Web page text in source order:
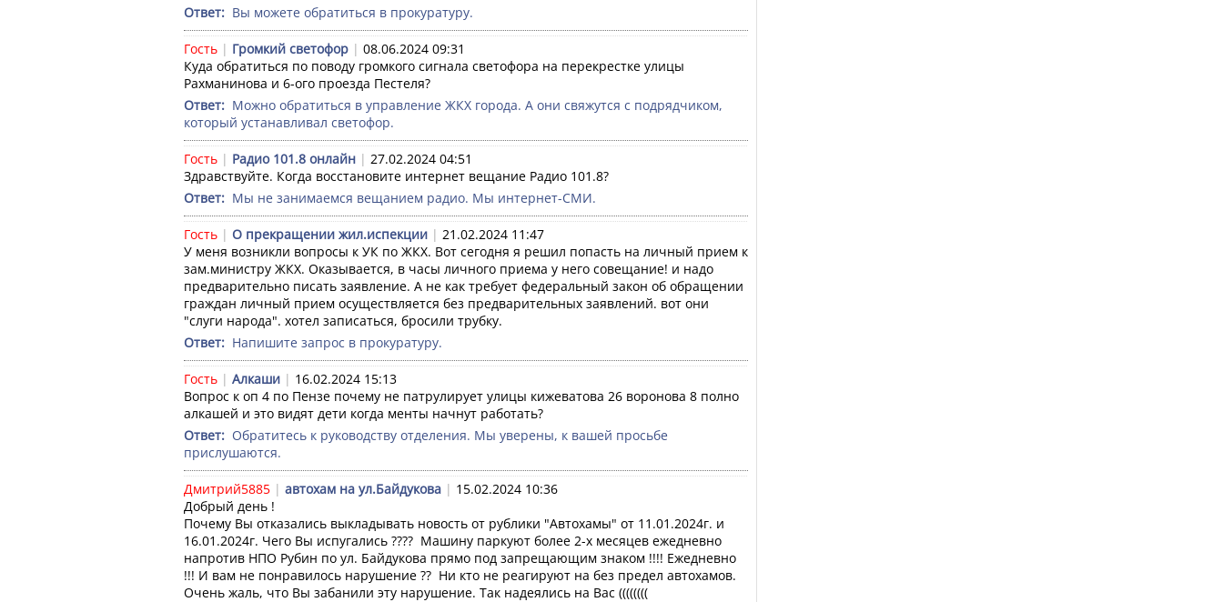
Ответ: Вы можете обратиться в прокуратуру.
Гость | Громкий светофор | 08.06.2024 09:31
Куда обратиться по поводу громкого сигнала светофора на перекрестке улицы
Рахманинова и 6-ого проезда Пестеля?
Ответ: Можно обратиться в управление ЖКХ города. А они свяжутся с подрядчиком,
который устанавливал светофор.
Гость | Радио 101.8 онлайн | 27.02.2024 04:51
Здравствуйте. Когда восстановите интернет вещание Радио 101.8?
Ответ: Мы не занимаемся вещанием радио. Мы интернет-СМИ.
Гость | О прекращении жил.испекции | 21.02.2024 11:47
У меня возникли вопросы к УК по ЖКХ. Вот сегодня я решил попасть на личный прием к
зам.министру ЖКХ. Оказывается, в часы личного приема у него совещание! и надо
предварительно писать заявление. А не как требует федеральный закон об обращении
граждан личный прием осуществляется без предварительных заявлений. вот они
"слуги народа". хотел записаться, бросили трубку.
Ответ: Напишите запрос в прокуратуру.
Гость | Алкаши | 16.02.2024 15:13
Вопрос к оп 4 по Пензе почему не патрулирует улицы кижеватова 26 воронова 8 полно
алкашей и это видят дети когда менты начнут работать?
Ответ: Обратитесь к руководству отделения. Мы уверены, к вашей просьбе
прислушаются.
Дмитрий5885 | автохам на ул.Байдукова | 15.02.2024 10:36
Добрый день !
Почему Вы отказались выкладывать новость от рублики "Автохамы" от 11.01.2024г. и
16.01.2024г. Чего Вы испугались ????  Машину паркуют более 2-х месяцев ежедневно
напротив НПО Рубин по ул. Байдукова прямо под запрещающим знаком !!!! Ежедневно
!!! И вам не понравилось нарушение ??  Ни кто не реагируют на без предел автохамов.
Очень жаль, что Вы забанили эту нарушение. Так надеялись на Вас ((((((((